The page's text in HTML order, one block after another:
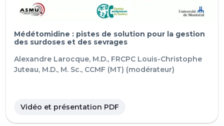
Médétomidine : pistes de solution pour la gestion
des surdoses et des sevrages
Alexandre Larocque, M.D., FRCPC Louis-Christophe
Juteau, M.D., M. Sc., CCMF (MT) (modérateur)
Vidéo et présentation PDF